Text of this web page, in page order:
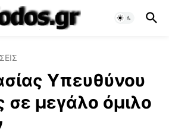
Υπευθύνου
μεγάλο όμιλο